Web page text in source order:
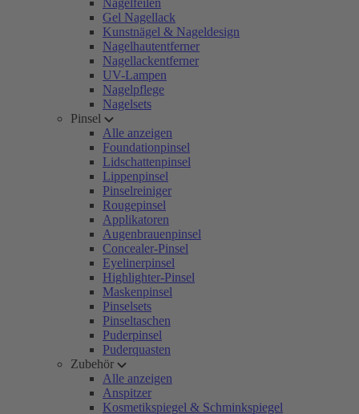
Nagelfeilen
Gel Nagellack
Kunstnägel & Nageldesign
Nagelhautentferner
Nagellackentferner
UV-Lampen
Nagelpflege
Nagelsets
Pinsel
Alle anzeigen
Foundationpinsel
Lidschattenpinsel
Lippenpinsel
Pinselreiniger
Rougepinsel
Applikatoren
Augenbrauenpinsel
Concealer-Pinsel
Eyelinerpinsel
Highlighter-Pinsel
Maskenpinsel
Pinselsets
Pinseltaschen
Puderpinsel
Puderquasten
Zubehör
Alle anzeigen
Anspitzer
Kosmetikspiegel & Schminkspiegel